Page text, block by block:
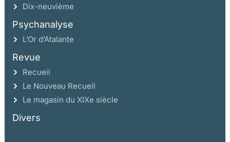
Dix-neuvième
Psychanalyse
L’Or d’Atalante
Revue
Recueil
Le Nouveau Recueil
Le magasin du XIXe siècle
Divers